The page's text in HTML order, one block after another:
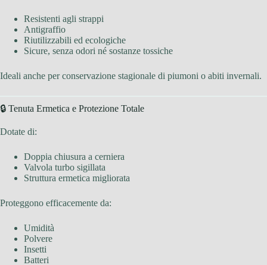
Resistenti agli strappi
Antigraffio
Riutilizzabili ed ecologiche
Sicure, senza odori né sostanze tossiche
Ideali anche per conservazione stagionale di piumoni o abiti invernali.
🔒 Tenuta Ermetica e Protezione Totale
Dotate di:
Doppia chiusura a cerniera
Valvola turbo sigillata
Struttura ermetica migliorata
Proteggono efficacemente da:
Umidità
Polvere
Insetti
Batteri